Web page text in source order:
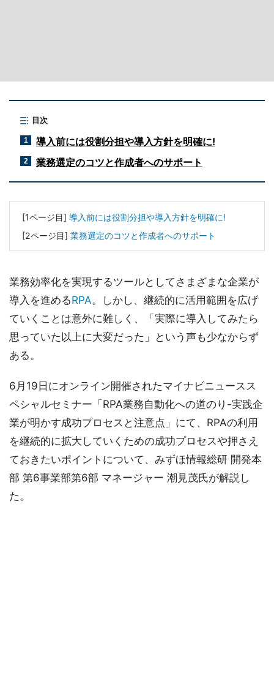
目次
1 導入前には役割分担や導入方針を明確に!
2 業務選定のコツと作成者へのサポート
[1ページ目] 導入前には役割分担や導入方針を明確に!
[2ページ目] 業務選定のコツと作成者へのサポート
業務効率化を実現するツールとしてさまざまな企業が
導入を進めるRPA。しかし、継続的に活用範囲を広げ
ていくことは意外に難しく、「実際に導入してみたら
思っていた以上に大変だった」という声も少なからず
ある。
6月19日にオンライン開催されたマイナビニュースス
ペシャルセミナー「RPA業務自動化への道のり-実践企
業が明かす成功プロセスと注意点」にて、RPAの利用
を継続的に拡大していくための成功プロセスや押さえ
ておきたいポイントについて、みずほ情報総研 開発本
部 第6事業部第6部 マネージャー 潮見茂氏が解説し
た。